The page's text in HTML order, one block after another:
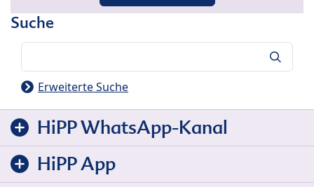
Suche
Erweiterte Suche
HiPP WhatsApp-Kanal
HiPP App